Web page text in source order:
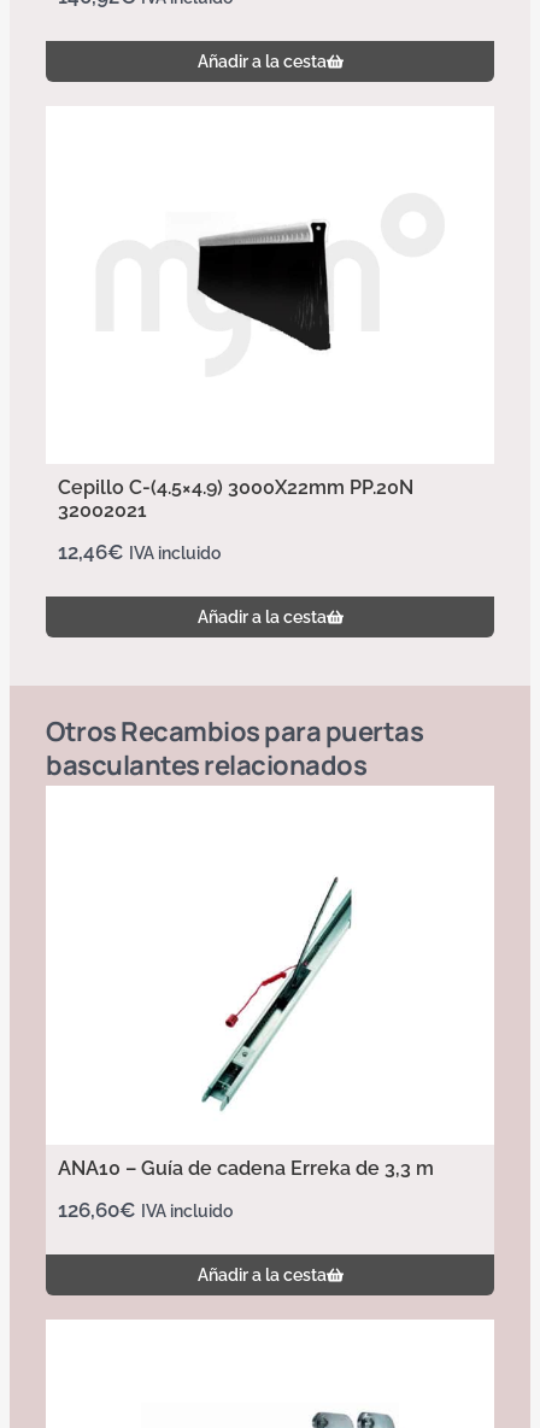
Añadir a la cesta
Cepillo C-(4.5×4.9) 3000X22mm PP.20N
32002021
12,46€ IVA incluido
Añadir a la cesta
OtrosRecambios para puertas
basculantesrelacionados
ANA10 – Guía de cadena Erreka de 3,3 m
126,60€ IVA incluido
Añadir a la cesta